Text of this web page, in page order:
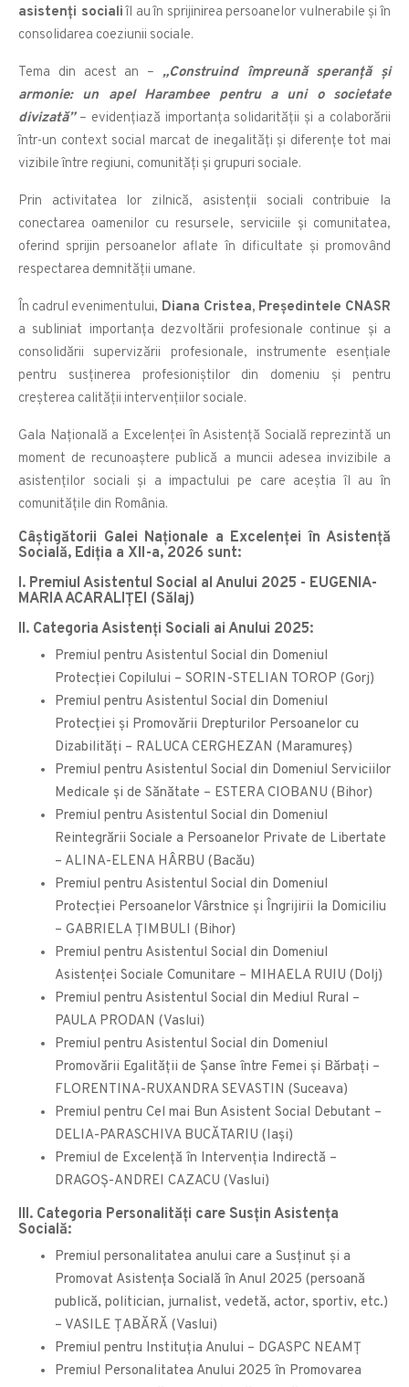
asistenți socialiîl au în sprijinirea persoanelor vulnerabile și în
consolidarea coeziunii sociale.
Tema din acest an – „Construind împreună speranță și
armonie: un apel Harambee pentru a uni o societate
divizată”– evidențiază importanța solidarității și a colaborării
într-un context social marcat de inegalități și diferențe tot mai
vizibile între regiuni, comunități și grupuri sociale.
Prin activitatea lor zilnică, asistenții sociali contribuie la
conectarea oamenilor cu resursele, serviciile și comunitatea,
oferind sprijin persoanelor aflate în dificultate și promovând
respectarea demnității umane.
În cadrul evenimentului, Diana Cristea, Președintele CNASR
a subliniat importanța dezvoltării profesionale continue și a
consolidării supervizării profesionale, instrumente esențiale
pentru susținerea profesioniștilor din domeniu și pentru
creșterea calității intervențiilor sociale.
Gala Națională a Excelenței în Asistență Socială reprezintă un
moment de recunoaștere publică a muncii adesea invizibile a
asistenților sociali și a impactului pe care aceștia îl au în
comunitățile din România.
Câștigătorii Galei Naționale a Excelenței în Asistență
Socială, Ediția a XII-a, 2026 sunt:
I. Premiul Asistentul Social al Anului 2025 - EUGENIA-
MARIA ACARALIŢEI (Sălaj)
II. Categoria Asistenţi Sociali ai Anului 2025:
Premiul pentru Asistentul Social din Domeniul
Protecţiei Copilului – SORIN-STELIAN TOROP (Gorj)
Premiul pentru Asistentul Social din Domeniul
Protecţiei şi Promovării Drepturilor Persoanelor cu
Dizabilităţi – RALUCA CERGHEZAN (Maramureș)
Premiul pentru Asistentul Social din Domeniul Serviciilor
Medicale și de Sănătate – ESTERA CIOBANU (Bihor)
Premiul pentru Asistentul Social din Domeniul
Reintegrării Sociale a Persoanelor Private de Libertate
– ALINA-ELENA HÂRBU (Bacău)
Premiul pentru Asistentul Social din Domeniul
Protecției Persoanelor Vârstnice şi Îngrijirii la Domiciliu
– GABRIELA ŢIMBULI (Bihor)
Premiul pentru Asistentul Social din Domeniul
Asistenţei Sociale Comunitare – MIHAELA RUIU (Dolj)
Premiul pentru Asistentul Social din Mediul Rural –
PAULA PRODAN (Vaslui)
Premiul pentru Asistentul Social din Domeniul
Promovării Egalității de Șanse între Femei și Bărbați –
FLORENTINA-RUXANDRA SEVASTIN (Suceava)
Premiul pentru Cel mai Bun Asistent Social Debutant –
DELIA-PARASCHIVA BUCĂTARIU (Iași)
Premiul de Excelență în Intervenția Indirectă –
DRAGOŞ-ANDREI CAZACU (Vaslui)
III. Categoria Personalităţi care Susţin Asistenţa
Socială:
Premiul personalitatea anului care a Susținut și a
Promovat Asistența Socială în Anul 2025 (persoană
publică, politician, jurnalist, vedetă, actor, sportiv, etc.)
– VASILE ȚABĂRĂ (Vaslui)
Premiul pentru Instituția Anului – DGASPC NEAMȚ
Premiul Personalitatea Anului 2025 în Promovarea